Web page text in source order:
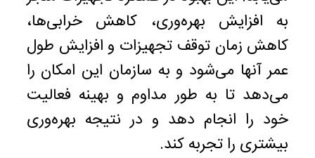
به افزایش بهره‌وری، کاهش خرابی‌ها،
کاهش زمان توقف تجهیزات و افزایش طول
عمر آنها می‌شود و به سازمان این امکان را
می‌دهد تا به طور مداوم و بهینه فعالیت
خود را انجام دهد و در نتیجه بهره‌وری
بیشتری را تجربه کند.